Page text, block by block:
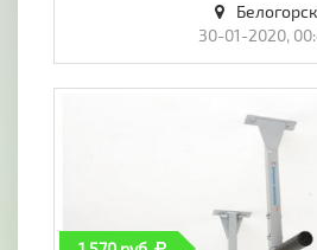
Белогорск
30-01-2020,